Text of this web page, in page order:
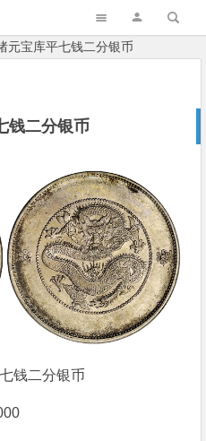
元宝库平七钱二分银币
钱二分银币
钱二分银币